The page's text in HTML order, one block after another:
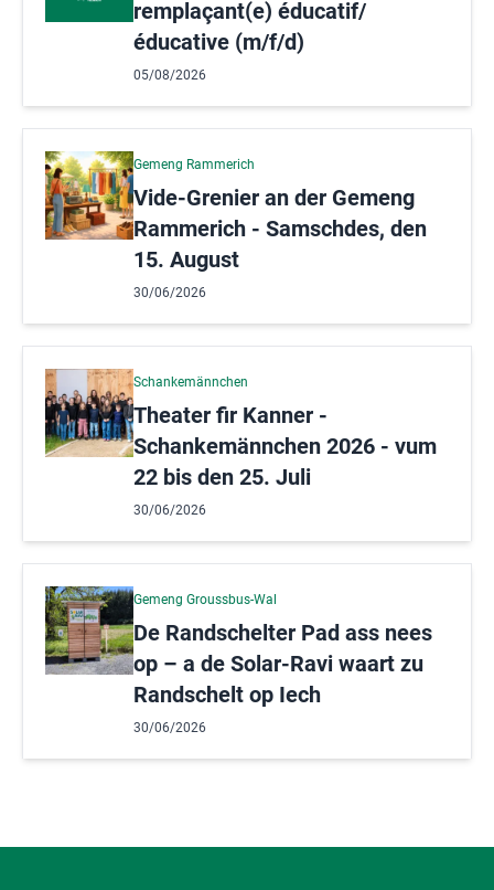
remplaçant(e) éducatif/
éducative (m/f/d)
05/08/2026
Gemeng Rammerich
Vide-Grenier an der Gemeng
Rammerich - Samschdes, den
15. August
30/06/2026
Schankemännchen
Theater fir Kanner -
Schankemännchen 2026 - vum
22 bis den 25. Juli
30/06/2026
Gemeng Groussbus-Wal
De Randschelter Pad ass nees
op – a de Solar-Ravi waart zu
Randschelt op Iech
30/06/2026